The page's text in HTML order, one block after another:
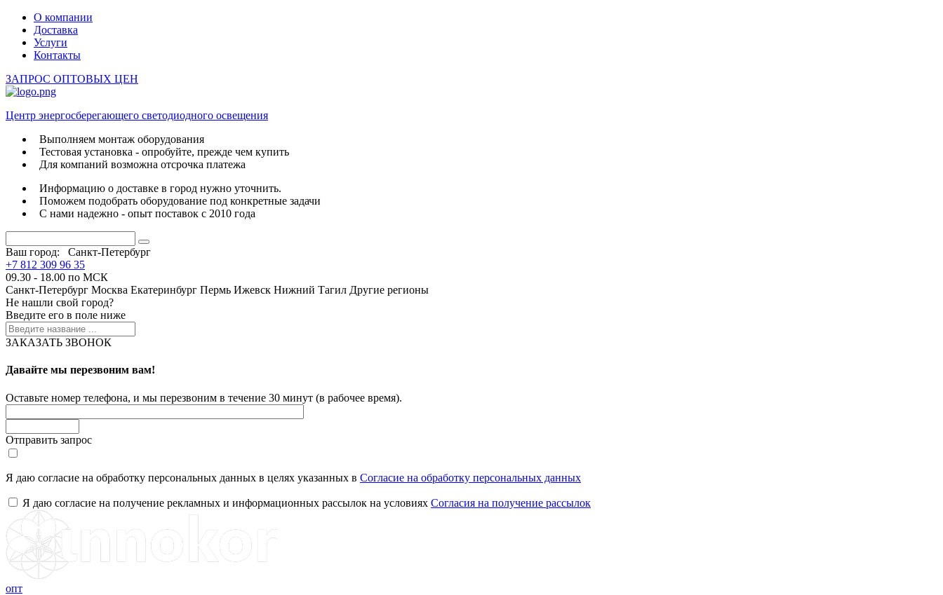
О компании
Доставка
Услуги
Контакты
ЗАПРОС ОПТОВЫХ ЦЕН
Центр энергосберегающего светодиодного освещения
Выполняем монтаж оборудования
Тестовая установка - опробуйте, прежде чем купить
Для компаний возможна отсрочка платежа
Информацию о доставке в город нужно уточнить.
Поможем подобрать оборудование под конкретные задачи
С нами надежно - опыт поставок с 2010 года
Ваш город:
Санкт-Петербург
+7 812 309 96 35
09.30 - 18.00 по МСК
Санкт-Петербург Москва Екатеринбург Пермь Ижевск Нижний Тагил Другие регионы
Не нашли свой город?
Введите его в поле ниже
ЗАКАЗАТЬ ЗВОНОК
Давайте мы перезвоним вам!
Оставьте номер телефона, и мы перезвоним в течение 30 минут (в рабочее время).
Отправить запрос
Я даю согласие на обработку персональных данных в целях указанных в Согласие на обработку персональных данных
Я даю согласие на получение рекламных и информационных рассылок на условиях Согласия на получение рассылок
опт